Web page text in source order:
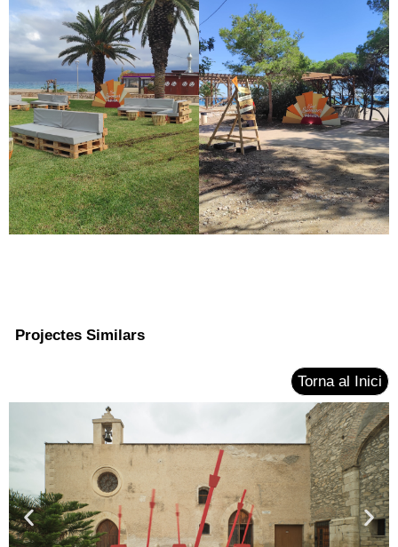
Projectes Similars
Torna al Inici